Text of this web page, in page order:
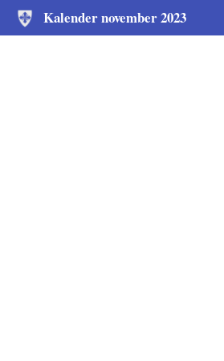
Kalender november 2023